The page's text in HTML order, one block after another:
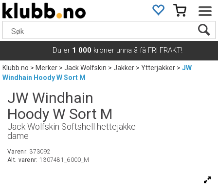
Du er 1 000 kroner unna å få FRI FRAKT!
Klubb.no>Merker>Jack Wolfskin>Jakker>Ytterjakker>JW
Windhain Hoody W Sort M
JW Windhain
Hoody W Sort M
Jack Wolfskin Softshell hettejakke
dame
Varenr: 373092
Alt. varenr: 1307481_6000_M